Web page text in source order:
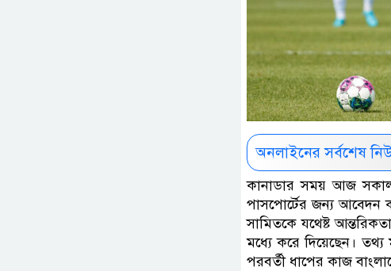
অনলাইনের সর্বশেষ
কানাডার সময় আজ সকাল
পাসপোর্টের জন্য আবেদন
সামিতকে যথেষ্ট
মধ্যে করে দিয়েছেন।
পরবর্তী ধাপের কাজ